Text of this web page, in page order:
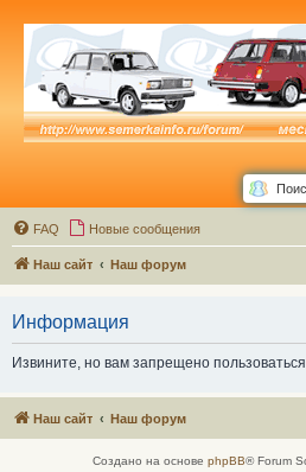
FAQ Новые сообщения
Наш сайт Наш форум
Информация
Извините, но вам запрещено
Наш сайт Наш форум
Создано на основе phpBB® Forum